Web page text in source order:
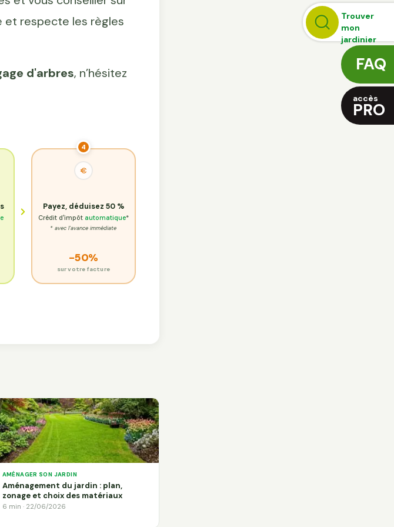
Trouver
mon
jardinier
FAQ
accès
PRO
et respecte les règles
d'arbres, n’hésitez
4
Payez, déduisez 50 %
Crédit d'impôt automatique*
* avec l'avance immédiate
-50%
sur votre facture
AMÉNAGER SON JARDIN
Aménagement du jardin : plan,
zonage et choix des matériaux
6 min · 22/06/2026